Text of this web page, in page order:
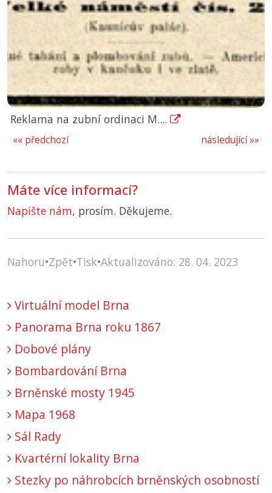
Reklama na zubní ordinaci M....
následující »»
«« předchozí
Máte více informací?
Napište nám, prosím. Děkujeme.
Nahoru•Zpět•Tisk•Aktualizováno: 28. 04. 2023
Virtuální model Brna
Panorama Brna roku 1867
Dobové plány
Bombardování Brna
Brněnské mosty 1945
Mapa 1968
Sál Rady
Kvartérní lokality Brna
Stezky po náhrobcích brněnských osobností